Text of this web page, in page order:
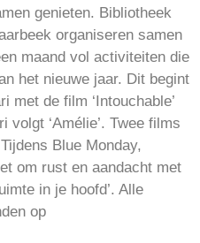
genieten. Bibliotheek
organiseren samen
maand vol activiteiten die
het nieuwe jaar. Dit begint
met de film ‘Intouchable’
volgt ‘Amélie’. Twee films
Blue Monday,
om rust en aandacht met
in je hoofd’. Alle
op